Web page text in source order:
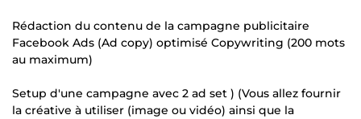
Rédaction du contenu de la campagne publicitaire
Facebook Ads (Ad copy) optimisé Copywriting (200 mots
au maximum)
Setup d'une campagne avec 2 ad set ) (Vous allez fournir
la créative à utiliser (image ou vidéo) ainsi que la